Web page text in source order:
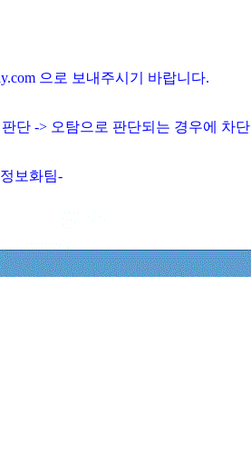
으로 보내주시기 바랍니다.
단 -> 오탐으로 판단되는 경우에 차단
보화팀-